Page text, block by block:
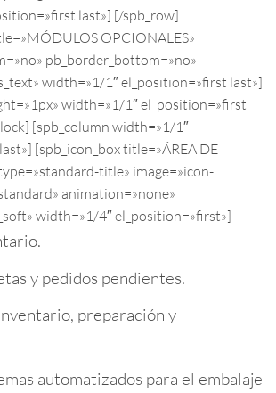
last»] [/spb_row]
OPCIONALES»
pb_border_bottom=»no»
width=»1/1″ el_position=»first last»]
width=»1/1″ el_position=»first
[spb_column width=»1/1″
[spb_icon_box title=»ÁREA DE
title» image=»icon-
animation=»none»
width=»1/4″ el_position=»first»]
y pedidos pendientes.
preparación y
automatizados para el embalaje